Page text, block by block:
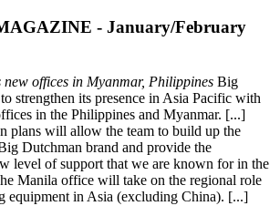
- January/February
offices in Myanmar, Philippines Big
strengthen its presence in Asia Pacific with
in the Philippines and Myanmar. [...]
plans will allow the team to build up the
Dutchman brand and provide the
level of support that we are known for in the
Manila office will take on the regional role
equipment in Asia (excluding China). [...]